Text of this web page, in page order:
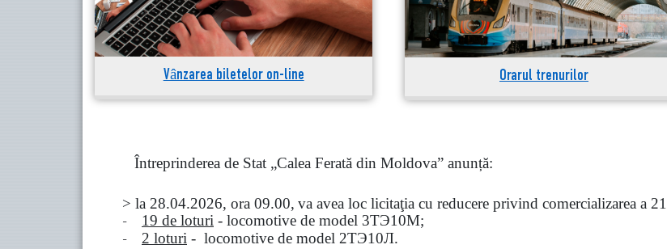
Vânzarea biletelor on-line Orarul trenurilor
Întreprinderea de Stat „Calea Ferată din Moldova” anunță:
> la 28.04.2026, ora 09.00, va avea loc licitaţia cu reducere privind comercializarea a
- 19 de loturi - locomotive de model 3ТЭ10М;
- 2 loturi - locomotive de model 2ТЭ10Л.